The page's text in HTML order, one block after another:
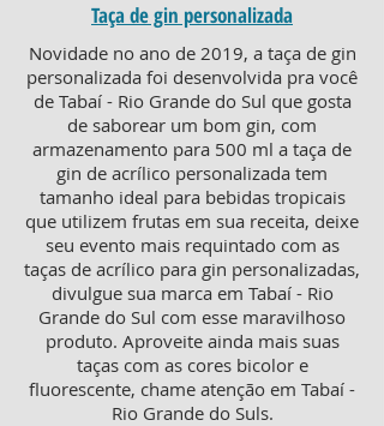
Taça de gin personalizada
Novidade no ano de 2019, a taça de gin
personalizada foi desenvolvida pra você
de Tabaí - Rio Grande do Sul que gosta
de saborear um bom gin, com
armazenamento para 500 ml a taça de
gin de acrílico personalizada tem
tamanho ideal para bebidas tropicais
que utilizem frutas em sua receita, deixe
seu evento mais requintado com as
taças de acrílico para gin personalizadas,
divulgue sua marca em Tabaí - Rio
Grande do Sul com esse maravilhoso
produto. Aproveite ainda mais suas
taças com as cores bicolor e
fluorescente, chame atenção em Tabaí -
Rio Grande do Suls.